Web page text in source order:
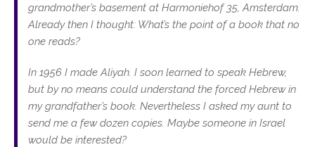
grandmother’s basement at Harmoniehof 35, Amsterdam.
Already then I thought: What’s the point of a book that no
one reads?
In 1956 I made Aliyah. I soon learned to speak Hebrew,
but by no means could understand the forced Hebrew in
my grandfather’s book. Nevertheless I asked my aunt to
send me a few dozen copies. Maybe someone in Israel
would be interested?